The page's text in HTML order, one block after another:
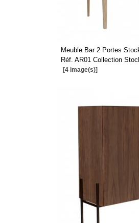
Meuble Bar 2 Portes
Réf. AR01 Collection
[4 image(s)]